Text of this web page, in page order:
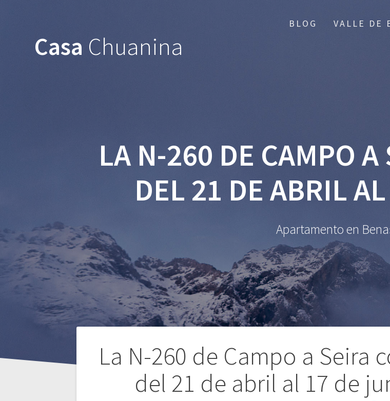
Casa Chuanina
BLOG VALLE DE
LA N-260 DE CAMPO A
DEL 21 DE ABRIL
Apartamento en
La N-260 de Campo a Seira
del 21 de abril al 17 de